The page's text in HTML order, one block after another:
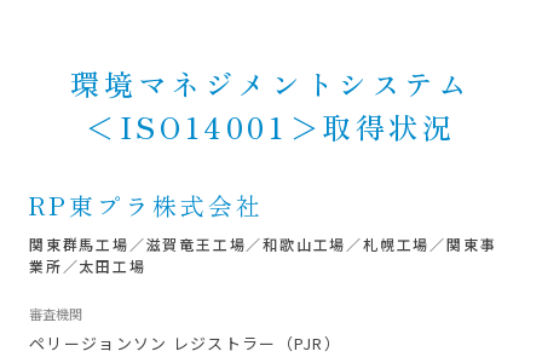
環境マネジメントシステム
＜ISO14001＞取得状況
RP東プラ株式会社
関東群馬工場 ／滋賀竜王工場／和歌山工場 ／札幌工場 ／関東事
業所 ／太田工場
審査機関
ペリージョンソン レジストラー（PJR）